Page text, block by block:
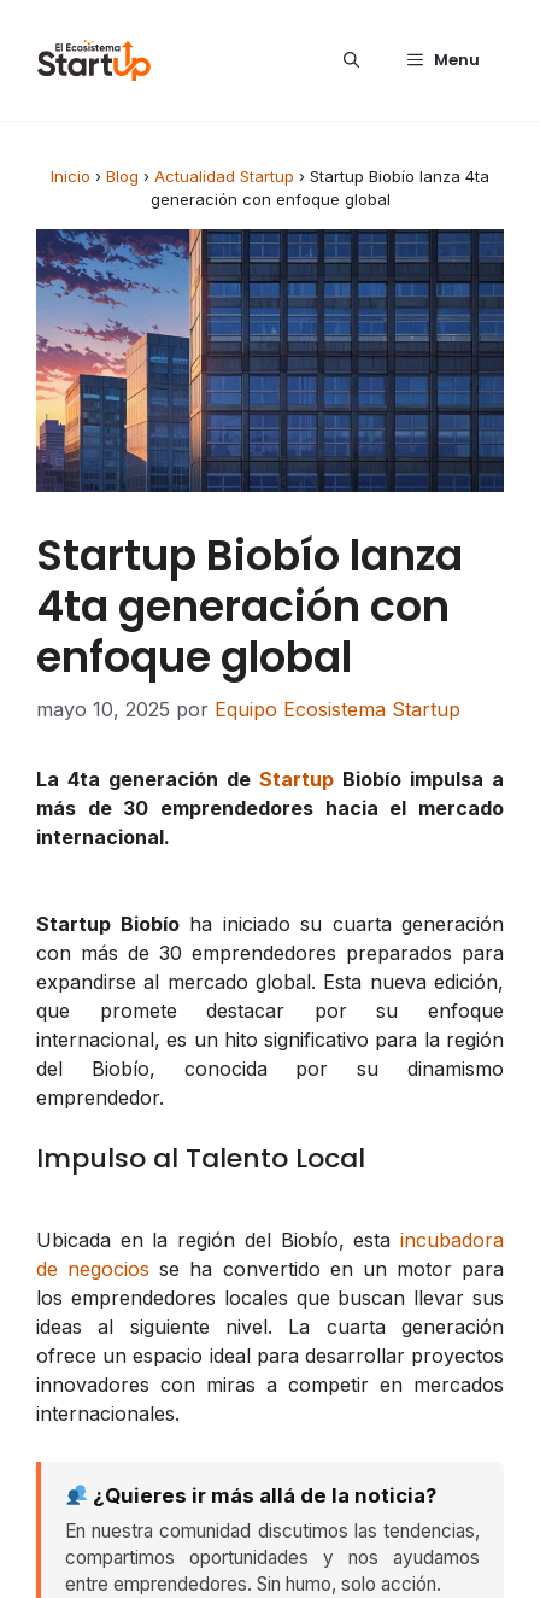
Menu
Inicio › Blog › Actualidad Startup › Startup Biobío lanza 4ta
generación con enfoque global
Startup Biobío lanza
4ta generación con
enfoque global
mayo 10, 2025 por Equipo Ecosistema Startup
La 4ta generación de Startup Biobío impulsa a
más de 30 emprendedores hacia el mercado
internacional.
Startup Biobíoha iniciado su cuarta generación
con más de 30 emprendedores preparados para
expandirse al mercado global. Esta nueva edición,
que promete destacar por su enfoque
internacional, es un hito significativo para la región
del Biobío, conocida por su dinamismo
emprendedor.
Impulso al Talento Local
Ubicada en la región del Biobío, esta incubadora
de negocios se ha convertido en un motor para
los emprendedores locales que buscan llevar sus
ideas al siguiente nivel. La cuarta generación
ofrece un espacio ideal para desarrollar proyectos
innovadores con miras a competir en mercados
internacionales.
¿Quieres ir más allá de la noticia?
En nuestra comunidad discutimos las tendencias,
compartimos oportunidades y nos ayudamos
entre emprendedores. Sin humo, solo acción.